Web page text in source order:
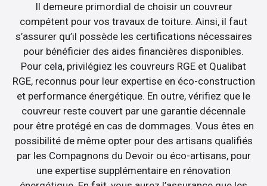
Il demeure primordial de choisir un couvreur
compétent pour vos travaux de toiture. Ainsi, il faut
s’assurer qu’il possède les certifications nécessaires
pour bénéficier des aides financières disponibles.
Pour cela, privilégiez les couvreurs RGE et Qualibat
RGE, reconnus pour leur expertise en éco-construction
et performance énergétique. En outre, vérifiez que le
couvreur reste couvert par une garantie décennale
pour être protégé en cas de dommages. Vous êtes en
possibilité de même opter pour des artisans qualifiés
par les Compagnons du Devoir ou éco-artisans, pour
une expertise supplémentaire en rénovation